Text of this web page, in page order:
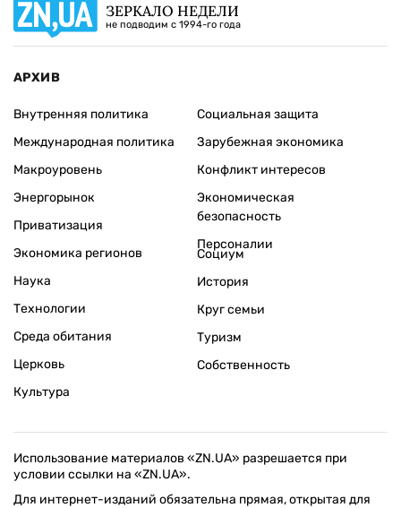
ЗЕРКАЛО НЕДЕЛИ
не подводим с 1994-го года
АРХИВ
Внутренняя политика
Международная политика
Макроуровень
Энергорынок
Приватизация
Экономика регионов
Социальная защита
Зарубежная экономика
Конфликт интересов
Экономическая
безопасность
Персоналии
Наука
Технологии
Среда обитания
Церковь
Культура
Социум
История
Круг семьи
Туризм
Собственность
Использование материалов «ZN.UA» разрешается при
условии ссылки на «ZN.UA».
Для интернет-изданий обязательна прямая, открытая для